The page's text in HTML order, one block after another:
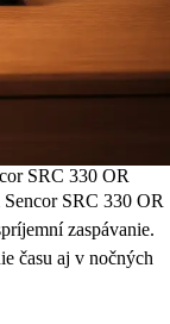
SRC 330 OR
SRC 330 OR
zaspávanie.
času aj v nočných